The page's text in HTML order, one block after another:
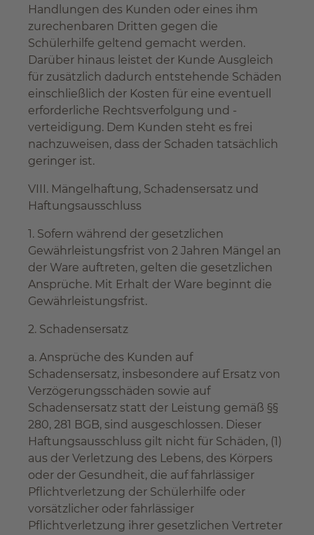
Handlungen des Kunden oder eines ihm
zurechenbaren Dritten gegen die
Schülerhilfe geltend gemacht werden.
Darüber hinaus leistet der Kunde Ausgleich
für zusätzlich dadurch entstehende Schäden
einschließlich der Kosten für eine eventuell
erforderliche Rechtsverfolgung und -
verteidigung. Dem Kunden steht es frei
nachzuweisen, dass der Schaden tatsächlich
geringer ist.
VIII. Mängelhaftung, Schadensersatz und
Haftungsausschluss
1. Sofern während der gesetzlichen
Gewährleistungsfrist von 2 Jahren Mängel an
der Ware auftreten, gelten die gesetzlichen
Ansprüche. Mit Erhalt der Ware beginnt die
Gewährleistungsfrist.
2. Schadensersatz
a. Ansprüche des Kunden auf
Schadensersatz, insbesondere auf Ersatz von
Verzögerungsschäden sowie auf
Schadensersatz statt der Leistung gemäß §§
280, 281 BGB, sind ausgeschlossen. Dieser
Haftungsausschluss gilt nicht für Schäden, (1)
aus der Verletzung des Lebens, des Körpers
oder der Gesundheit, die auf fahrlässiger
Pflichtverletzung der Schülerhilfe oder
vorsätzlicher oder fahrlässiger
Pflichtverletzung ihrer gesetzlichen Vertreter